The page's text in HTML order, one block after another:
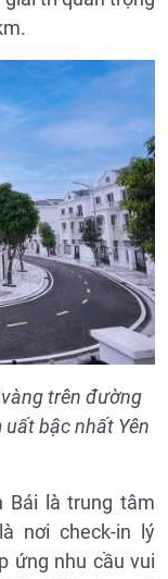
trên đường
bậc nhất Yên
Bái là trung tâm
nơi check-in lý
ứng nhu cầu vui